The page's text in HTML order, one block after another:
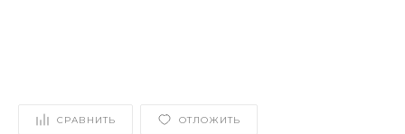
СРАВНИТЬ ОТЛОЖИТЬ